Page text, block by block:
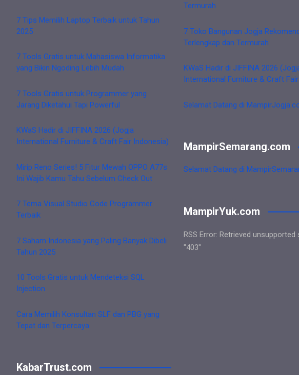
7 Tips Memilih Laptop Terbaik untuk Tahun
2025
7 Tools Gratis untuk Mahasiswa Informatika
yang Bikin Ngoding Lebih Mudah
7 Tools Gratis untuk Programmer yang
Jarang Diketahui Tapi Powerful
KWaS Hadir di JIFFINA 2026 (Jogja
International Furniture & Craft Fair Indonesia)
Mirip Reno Series! 5 Fitur Mewah OPPO A77s
Ini Wajib Kamu Tahu Sebelum Check Out
7 Tema Visual Studio Code Programmer
Terbaik
7 Saham Indonesia yang Paling Banyak Dibeli
Tahun 2025
10 Tools Gratis untuk Mendeteksi SQL
Injection
Cara Memilih Konsultan SLF dan PBG yang
Tepat dan Terpercaya
KabarTrust.com
Termurah
7 Toko Bangunan Jogja
Terlengkap dan Termurah
KWaS Hadir di JIFFINA 2026
International Furniture & Craft
Selamat Datang di
MampirSemarang.com
Selamat Datang di
MampirYuk.com
RSS Error: Retrieved
"403"